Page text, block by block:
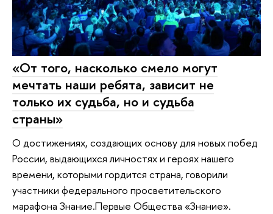
«От того, насколько смело могут
мечтать наши ребята, зависит не
только их судьба, но и судьба
страны»
О достижениях, создающих основу для новых побед
России, выдающихся личностях и героях нашего
времени, которыми гордится страна, говорили
участники федерального просветительского
марафона Знание.Первые Общества «Знание».